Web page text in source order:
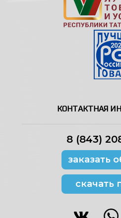
КОНТАКТНАЯ
8 (843)
заказать
скачать